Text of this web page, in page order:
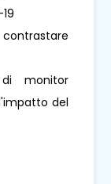
di monitor
del